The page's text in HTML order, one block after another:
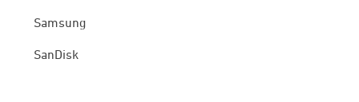
Samsung
SanDisk